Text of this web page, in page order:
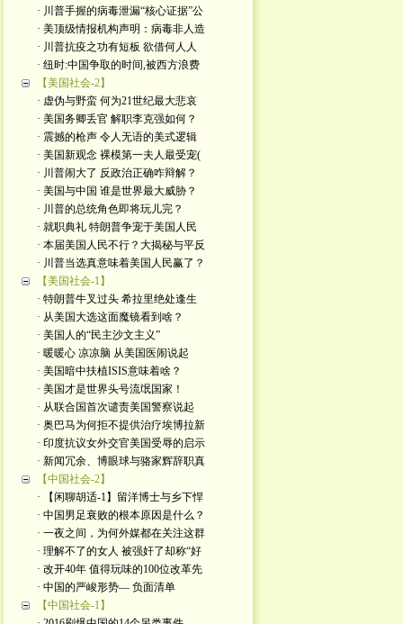
· 川普手握的病毒泄漏“核心证据”公
· 美顶级情报机构声明：病毒非人造
· 川普抗疫之功有短板 欲借何人人
· 纽时:中国争取的时间,被西方浪费
【美国社会-2】
· 虚伪与野蛮 何为21世纪最大悲哀
· 美国务卿丢官 解职李克强如何？
· 震撼的枪声 令人无语的美式逻辑
· 美国新观念 裸模第一夫人最受宠(
· 川普闹大了 反政治正确咋辩解？
· 美国与中国 谁是世界最大威胁？
· 川普的总统角色即将玩儿完？
· 就职典礼 特朗普争宠于美国人民
· 本届美国人民不行？大揭秘与平反
· 川普当选真意味着美国人民赢了？
【美国社会-1】
· 特朗普牛叉过头 希拉里绝处逢生
· 从美国大选这面魔镜看到啥？
· 美国人的“民主沙文主义”
· 暖暖心 凉凉脑 从美国医闹说起
· 美国暗中扶植ISIS意味着啥？
· 美国才是世界头号流氓国家！
· 从联合国首次谴责美国警察说起
· 奥巴马为何拒不提供治疗埃博拉新
· 印度抗议女外交官美国受辱的启示
· 新闻冗余、博眼球与骆家辉辞职真
【中国社会-2】
· 【闲聊胡适-1】留洋博士与乡下悍
· 中国男足衰败的根本原因是什么？
· 一夜之间，为何外媒都在关注这群
· 理解不了的女人 被强奸了却称“好
· 改开40年 值得玩味的100位改革先
· 中国的严峻形势— 负面清单
【中国社会-1】